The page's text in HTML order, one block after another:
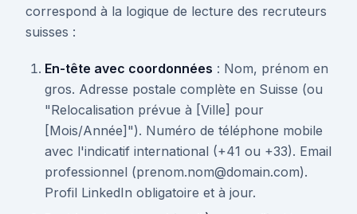
correspond à la logique de lecture des recruteurs
suisses :
En-tête avec coordonnées : Nom, prénom en
gros. Adresse postale complète en Suisse (ou
"Relocalisation prévue à [Ville] pour
[Mois/Année]"). Numéro de téléphone mobile
avec l'indicatif international (+41 ou +33). Email
professionnel (prenom.nom@domain.com).
Profil LinkedIn obligatoire et à jour.